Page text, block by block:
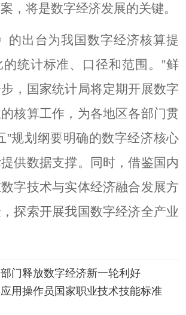
，将是数字经济发展的关键。
出台为我国数字经济核算提
统计标准、口径和范围。”鲜
，国家统计局将定期开展数字
核算工作，为各地区各部门贯
”规划纲要明确的数字经济核心
供数据支撑。同时，借鉴国内
字技术与实体经济融合发展方
探索开展我国数字经济全产业
门释放数字经济新一轮利好
用操作员国家职业技术技能标准